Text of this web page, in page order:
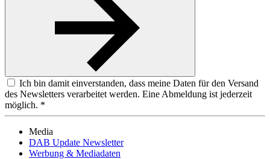
Ich bin damit einverstanden, dass meine Daten für den Versand
des Newsletters verarbeitet werden. Eine Abmeldung ist jederzeit
möglich. *
Media
DAB Update Newsletter
Werbung & Mediadaten